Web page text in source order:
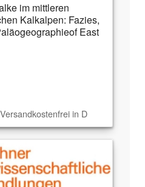
im mittleren
Kalkalpen: Fazies,
East
in D